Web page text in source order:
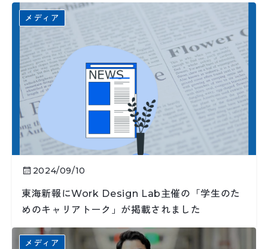
メディア
2024/09/10
東海新報にWork Design Lab主催の「学生のた
めのキャリアトーク」が掲載されました
メディア